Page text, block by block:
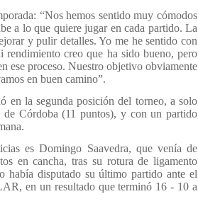
“Nos hemos sentido muy cómodos
a lo que quiere jugar en cada partido. La
y pulir detalles. Yo me he sentido con
creo que ha sido bueno, pero
ese proceso. Nuestro objetivo obviamente
en buen camino”.
en la segunda posición del torneo, a solo
Córdoba (11 puntos), y con un partido
es Domingo Saavedra, que venía de
en cancha, tras su rotura de ligamento
había disputado su último partido ante el
en un resultado que terminó 16 - 10 a